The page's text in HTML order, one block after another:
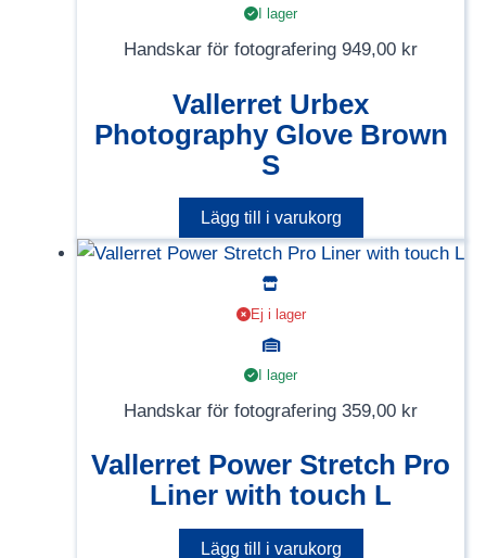
I lager
Handskar för fotografering 949,00 kr
Vallerret Urbex
Photography Glove Brown
S
Lägg till i varukorg
Ej i lager
I lager
Handskar för fotografering 359,00 kr
Vallerret Power Stretch Pro
Liner with touch L
Lägg till i varukorg